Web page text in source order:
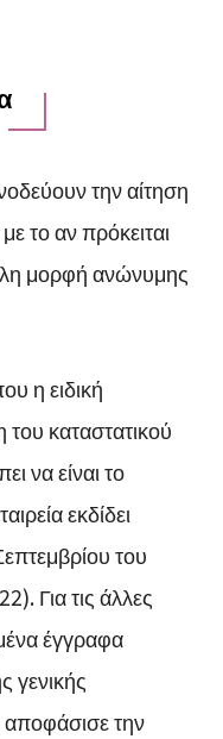
την αίτηση
το αν πρόκειται
μορφή ανώνυμης
η ειδική
καταστατικού
να είναι το
εκδίδει
του
Για τις άλλες
έγγραφα
γενικής
την